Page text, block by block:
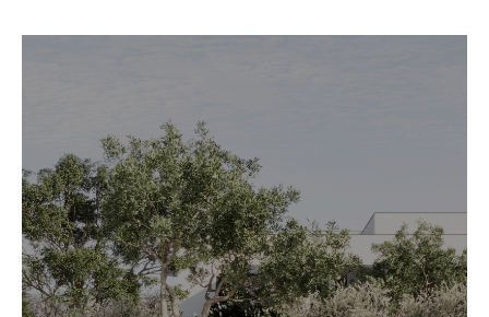
Volume de água 7000L
1 bomba de massagem 1400w
220-240 V
Peso sem água 600Kg
Profundidade 1,30cm
Kit de filtração: